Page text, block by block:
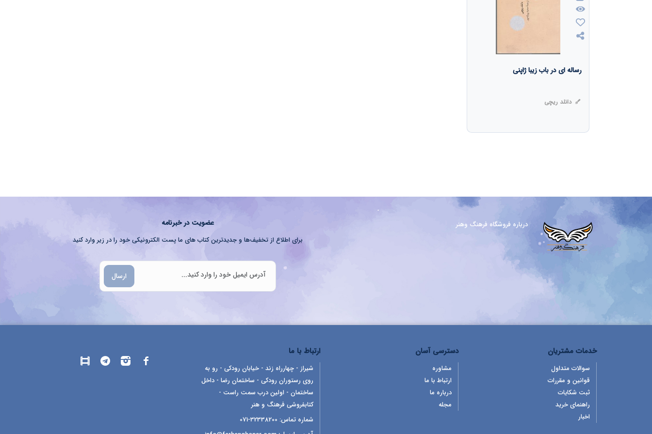
رساله ای در باب زیبا ژاپنی
دانلد ریچی
درباره فروشگاه فرهنگ وهنر عضویت در خبرنامه
برای اطلاع از تخفیف‌ها و جدیدترین کتاب های ما پست الکترونیکی خود را در زیر وارد کنید
ارسال
خدمات مشتریان
سوالات متداول
قوانین و مقررات
ثبت شکایات
راهنمای خرید
اخبار
دسترسی آسان
مشاوره
ارتباط با ما
درباره ما
مجله
ارتباط با ما
شیراز - چهارراه زند - خیابان رودکی - رو به
روی رستوران رودکی - ساختمان رضا - داخل
ساختمان - اولین درب سمت راست -
کتابفروشی فرهنگ و هنر
شماره تماس: 32338200-071